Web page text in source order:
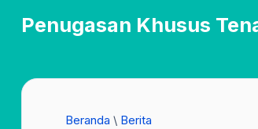
Penugasan Khusus
Beranda \ Berita